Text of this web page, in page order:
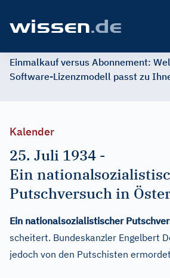
Einmalkauf versus Abonnement:
Software-Lizenzmodell passt zu
Kalender
25. Juli 1934 -
Ein
Putschversuch in
Ein nationalsozialistischer
scheitert. Bundeskanzler Engelbert
jedoch von den Putschisten